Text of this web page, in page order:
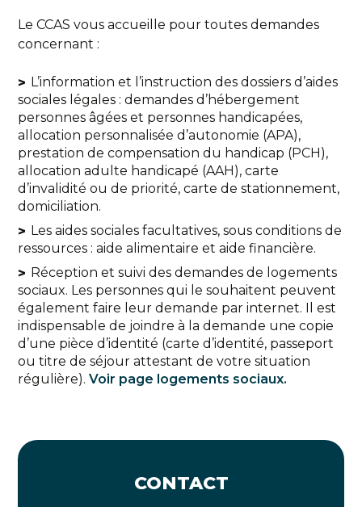
Le CCAS vous accueille pour toutes demandes
concernant :
L’information et l’instruction des dossiers d’aides
sociales légales : demandes d’hébergement
personnes âgées et personnes handicapées,
allocation personnalisée d’autonomie (APA),
prestation de compensation du handicap (PCH),
allocation adulte handicapé (AAH), carte
d’invalidité ou de priorité, carte de stationnement,
domiciliation.
Les aides sociales facultatives, sous conditions de
ressources : aide alimentaire et aide financière.
Réception et suivi des demandes de logements
sociaux. Les personnes qui le souhaitent peuvent
également faire leur demande par internet. Il est
indispensable de joindre à la demande une copie
d’une pièce d’identité (carte d’identité, passeport
ou titre de séjour attestant de votre situation
régulière).Voir page logements sociaux.
CONTACT